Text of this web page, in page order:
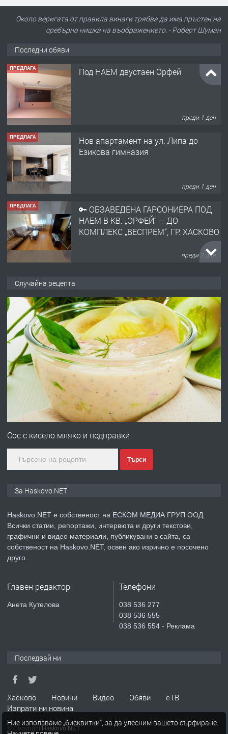
Около веригата от правила винаги трябва да има пръстен на
сребърна нишка на въображението. - Роберт Шуман
Последни обяви
ПРЕДЛАГА Под НАЕМ двустаен Орфей
преди 1 ден
ПРЕДЛАГА
Нов апартамент на ул. Липа до
Езикова гимназия
преди 1 ден
ПРЕДЛАГА
🔑 ОБЗАВЕДЕНА ГАРСОНИЕРА ПОД
НАЕМ В КВ. „ОРФЕЙ“ – ДО
КОМПЛЕКС „ВЕСПРЕМ“, ГР. ХАСКОВО
преди 3 дни
АПАРТАМЕНТ В ЦЕНТЪРА НА ГР.
ХАСКОВО
преди 4 дни
ПРЕДЛАГА Давам гараж под наем
преди 4 дни
№4120 Магазин/Офис под наем в кв.
градската градина!
преди 5 дни
ПРЕДЛАГА
Продавам парцел в гр. Хасково кв.
СГЛОБЯВАНЕ НА МЕБЕЛИ.
апартамент под наем в кв.
Училищни, гр. Хасково.
Случайна рецепта
Сос с кисело мляко и подправки
Търси
За Haskovo.NET
Haskovo.NET е собственост на ЕСКОМ МЕДИА ГРУП ООД.
Всички статии, репортажи, интервюта и други текстови,
графични и видео материали, публикувани в сайта, са
собственост на Haskovo.NET, освен ако изрично е посочено
друго.
Главен редактор
Анета Кутелова
Телефони
038 536 277
038 536 555
038 536 554 - Реклама
Последвай ни
Хасково Новини Видео Обяви
еТВ
Изпрати ни новина
© Copyright Haskovo.NET
Ние използваме „бисквитки“, за да улесним вашето сърфиране.